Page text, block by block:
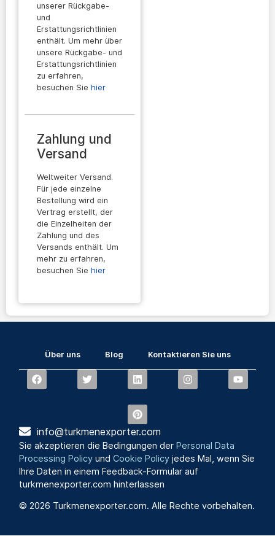
unserer Rückgabe-
und
Erstattungsrichtlinien
enthält. Um mehr über
unsere Rückgabe- und
Erstattungsrichtlinien
zu erfahren,
besuchen Sie hier
Zahlung und
Versand
Weltweiter Versand.
Für jede einzelne
Bestellung wird ein
Vertrag erstellt, der
die Einzelheiten der
Zahlung und des
Versands enthält. Um
mehr zu erfahren,
besuchen Sie hier
Über uns Blog Kontaktieren Sie uns
info@turkmenexporter.com
Sie akzeptieren die Bedingungen derPersonal Data
Processing Policy undCookie Policy jedes Mal, wenn Sie
Ihre Daten in einem Feedback-Formular auf
turkmenexporter.com hinterlassen
© 2026 Turkmenexporter.com. Alle Rechte vorbehalten.